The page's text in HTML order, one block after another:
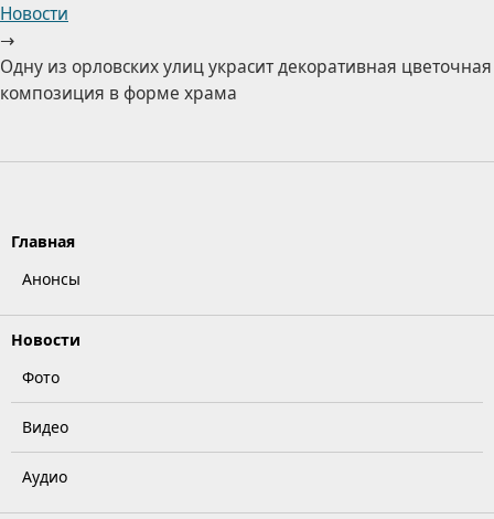
Новости
→
Одну из орловских улиц украсит декоративная цветочная
композиция в форме храма
Главная
Анонсы
Новости
Фото
Видео
Аудио